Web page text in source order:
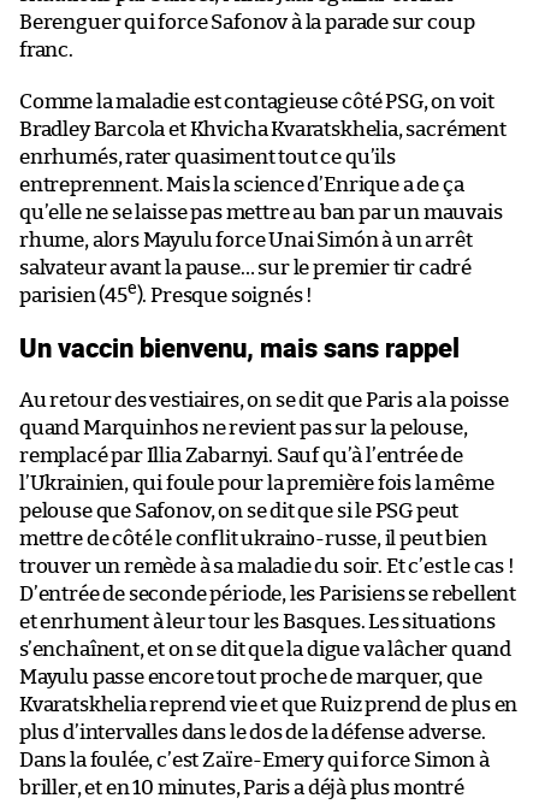
Berenguer qui force Safonov à la parade sur coup
franc.
Comme la maladie est contagieuse côté PSG, on voit
Bradley Barcola et Khvicha Kvaratskhelia, sacrément
enrhumés, rater quasiment tout ce qu’ils
entreprennent. Mais la science d’Enrique a de ça
qu’elle ne se laisse pas mettre au ban par un mauvais
rhume, alors Mayulu force Unai Simón à un arrêt
salvateur avant la pause… sur le premier tir cadré
parisien (45e). Presque soignés !
Un vaccin bienvenu, mais sans rappel
Au retour des vestiaires, on se dit que Paris a la poisse
quand Marquinhos ne revient pas sur la pelouse,
remplacé par Illia Zabarnyi. Sauf qu’à l’entrée de
l’Ukrainien, qui foule pour la première fois la même
pelouse que Safonov, on se dit que si le PSG peut
mettre de côté le conflit ukraino-russe, il peut bien
trouver un remède à sa maladie du soir. Et c’est le cas !
D’entrée de seconde période, les Parisiens se rebellent
et enrhument à leur tour les Basques. Les situations
s’enchaînent, et on se dit que la digue va lâcher quand
Mayulu passe encore tout proche de marquer, que
Kvaratskhelia reprend vie et que Ruiz prend de plus en
plus d’intervalles dans le dos de la défense adverse.
Dans la foulée, c’est Zaïre-Emery qui force Simon à
briller, et en 10 minutes, Paris a déjà plus montré